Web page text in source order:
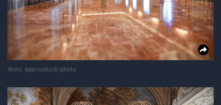
Фото: epa/vostock-photo